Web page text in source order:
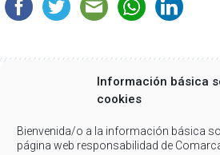
Información básica
cookies
Bienvenida/o a la información básica
página web responsabilidad de